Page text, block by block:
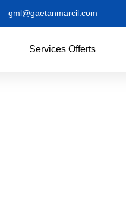
gml@gaetanmarcil.com
Services Offerts